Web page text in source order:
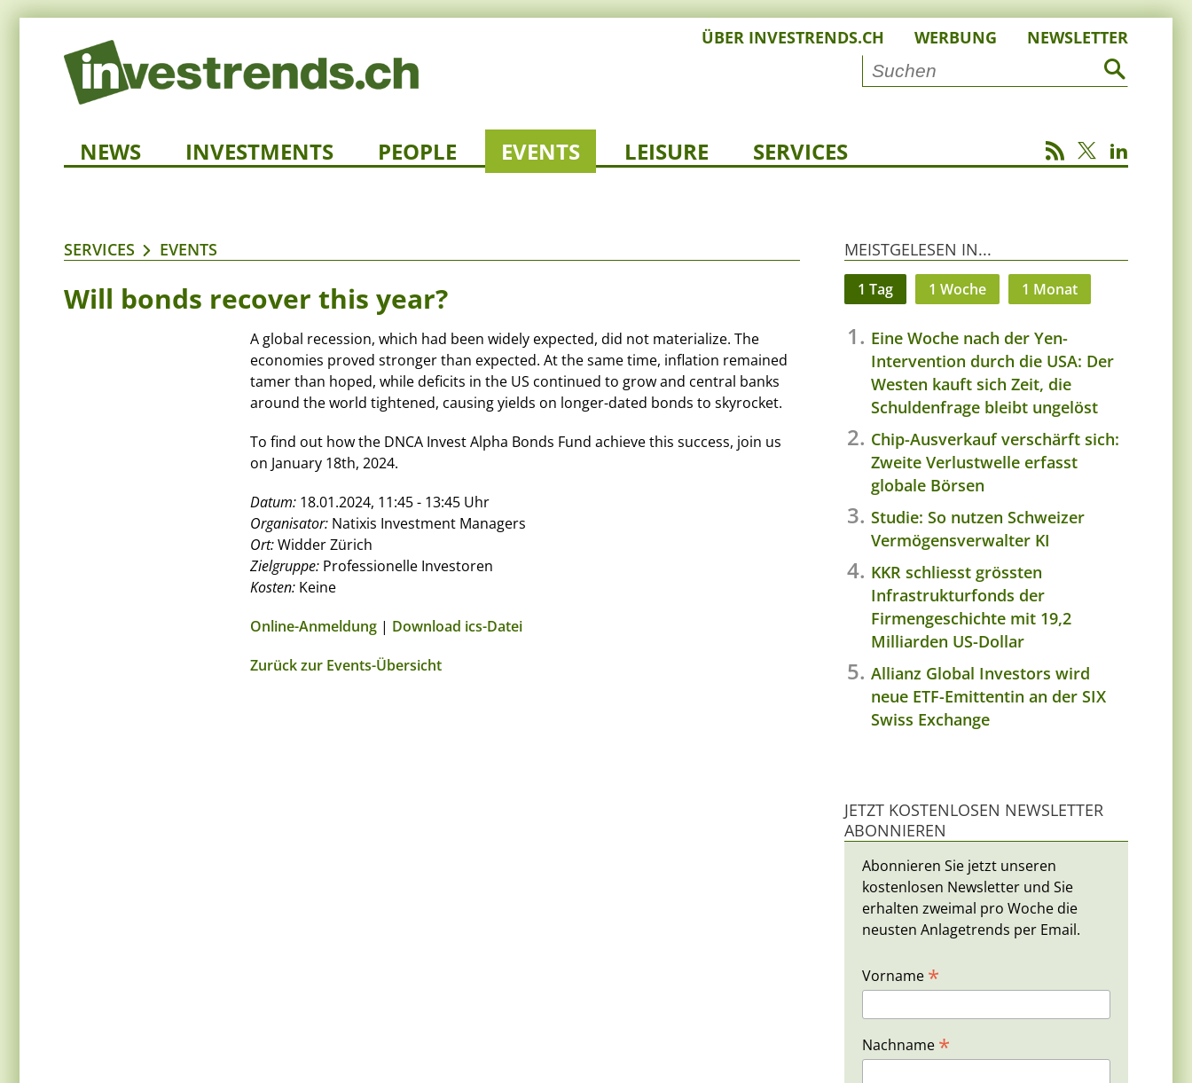
ÜBER INVESTRENDS.CH WERBUNG NEWSLETTER
NEWS INVESTMENTS PEOPLE EVENTS LEISURE SERVICES
SERVICES EVENTS
Will bonds recover this year?
A global recession, which had been widely expected, did not materialize. The
economies proved stronger than expected. At the same time, inflation remained
tamer than hoped, while deficits in the US continued to grow and central banks
around the world tightened, causing yields on longer-dated bonds to skyrocket.
To find out how the DNCA Invest Alpha Bonds Fund achieve this success, join us
on January 18th, 2024.
Datum: 18.01.2024, 11:45 - 13:45 Uhr
Organisator: Natixis Investment Managers
Ort:Widder Zürich
Zielgruppe: Professionelle Investoren
Kosten: Keine
Online-Anmeldung | Download ics-Datei
Zurück zur Events-Übersicht
MEISTGELESEN IN...
1 Tag 1 Woche 1 Monat
Eine Woche nach der Yen-
Intervention durch die USA: Der
Westen kauft sich Zeit, die
Schuldenfrage bleibt ungelöst
Chip-Ausverkauf verschärft sich:
Zweite Verlustwelle erfasst
globale Börsen
Studie: So nutzen Schweizer
Vermögensverwalter KI
KKR schliesst grössten
Infrastrukturfonds der
Firmengeschichte mit 19,2
Milliarden US-Dollar
Allianz Global Investors wird
neue ETF-Emittentin an der SIX
Swiss Exchange
JETZT KOSTENLOSEN NEWSLETTER
ABONNIEREN
Abonnieren Sie jetzt unseren
kostenlosen Newsletter und Sie
erhalten zweimal pro Woche die
neusten Anlagetrends per Email.
Vorname *
Nachname *